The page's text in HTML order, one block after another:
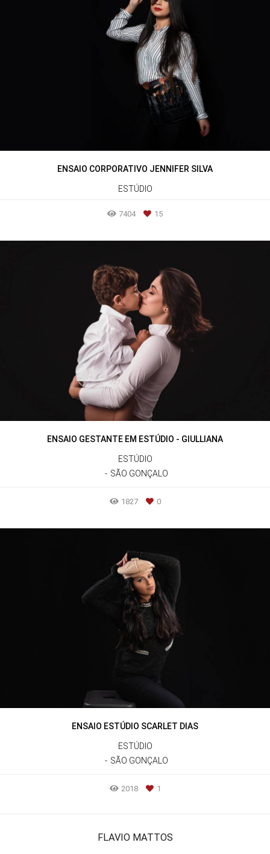
ENSAIO CORPORATIVO JENNIFER SILVA
ESTÚDIO
7404 15
ENSAIO GESTANTE EM ESTÚDIO - GIULLIANA
ESTÚDIO
SÃO GONÇALO
1827 0
ENSAIO ESTÚDIO SCARLET DIAS
ESTÚDIO
SÃO GONÇALO
2018 1
FLAVIO MATTOS